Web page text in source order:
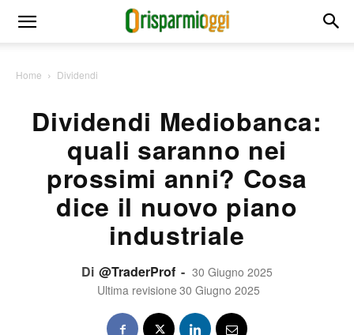
Home Dividendi
Dividendi Mediobanca:
quali saranno nei
prossimi anni? Cosa
dice il nuovo piano
industriale
Di @TraderProf - 30 Giugno 2025
Ultima revisione 30 Giugno 2025